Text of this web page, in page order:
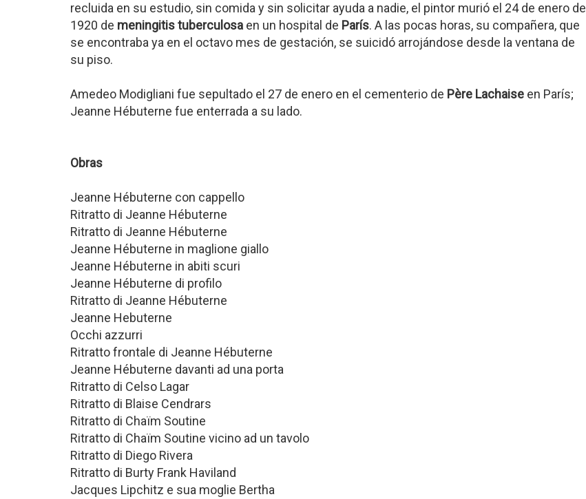
recluida en su estudio, sin comida y sin solicitar ayuda a nadie, el pintor murió el 24 de enero de
1920 de meningitis tuberculosa en un hospital de París. A las pocas horas, su compañera, que
se encontraba ya en el octavo mes de gestación, se suicidó arrojándose desde la ventana de
su piso.
Amedeo Modigliani fue sepultado el 27 de enero en el cementerio de Père Lachaise en París;
Jeanne Hébuterne fue enterrada a su lado.
Obras
Jeanne Hébuterne con cappello
Ritratto di Jeanne Hébuterne
Ritratto di Jeanne Hébuterne
Jeanne Hébuterne in maglione giallo
Jeanne Hébuterne in abiti scuri
Jeanne Hébuterne di profilo
Ritratto di Jeanne Hébuterne
Jeanne Hebuterne
Occhi azzurri
Ritratto frontale di Jeanne Hébuterne
Jeanne Hébuterne davanti ad una porta
Ritratto di Celso Lagar
Ritratto di Blaise Cendrars
Ritratto di Chaïm Soutine
Ritratto di Chaïm Soutine vicino ad un tavolo
Ritratto di Diego Rivera
Ritratto di Burty Frank Haviland
Jacques Lipchitz e sua moglie Bertha